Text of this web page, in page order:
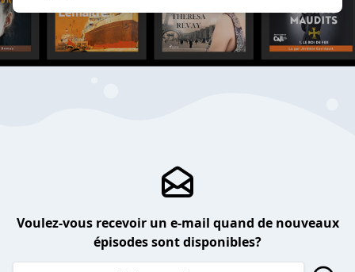
Voulez-vous recevoir un e-mail quand de nouveaux
épisodes sont disponibles?